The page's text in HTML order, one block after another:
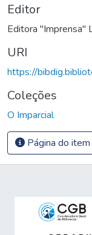
Editor
Editora "Imprensa"
URI
https://
Coleções
O Imparcial
Página do